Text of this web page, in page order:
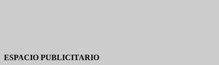
ESPACIO PUBLICITARIO